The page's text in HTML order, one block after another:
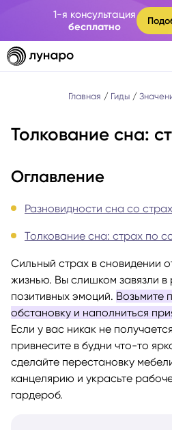
1-я консультация
бесплатно
Главная Гиды
Толкование сна:
Оглавление
Разновидности сна со
Толкование сна: страх по
Сильный страх в сновидении
жизнью. Вы слишком завязли в
позитивных эмоций. Возьмите
обстановку и наполниться
Если у вас никак не
привнесите в будни что-то
сделайте перестановку
канцелярию и украсьте
гардероб.